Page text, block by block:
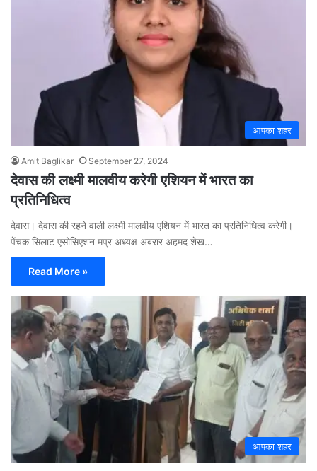
आपका शहर
Amit Baglikar September 27, 2024
देवास की लक्ष्मी मालवीय करेगी एशियन में भारत का
प्रतिनिधित्व
देवास। देवास की रहने वाली लक्ष्मी मालवीय एशियन में भारत का प्रतिनिधित्व करेगी।
पेंचक सिलाट एसोसिएशन मप्र अध्यक्ष अबरार अहमद शेख…
Read More »
आपका शहर